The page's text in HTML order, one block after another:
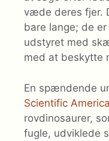
væde deres fjer.
bare lange; de
udstyret med
med at beskytte
En spændende
Scientific
rovdinosaurer,
fugle, udviklede